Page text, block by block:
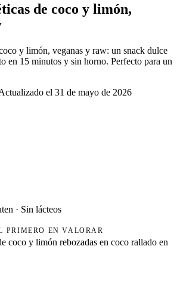
de coco y limón,
y limón, veganas y raw: un snack dulce
en 15 minutos y sin horno. Perfecto para un
el 31 de mayo de 2026
· Sin lácteos
PRIMERO EN VALORAR